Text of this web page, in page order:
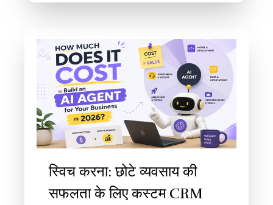
स्विच करना: छोटे व्यवसाय की
सफलता के लिए कस्टम CRM